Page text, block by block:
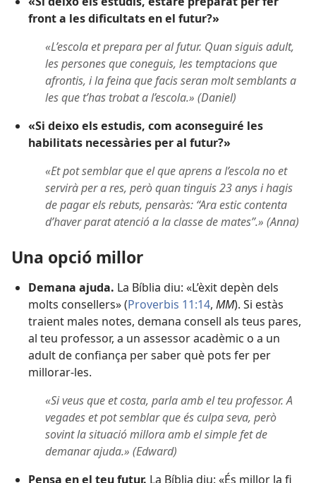
front a les dificultats en el futur?»
«L’escola et prepara per al futur. Quan siguis adult,
les persones que coneguis, les temptacions que
afrontis, i la feina que facis seran molt semblants a
les que t’has trobat a l’escola.» (Daniel)
«Si deixo els estudis, com aconseguiré les
habilitats necessàries per al futur?»
«Et pot semblar que el que aprens a l’escola no et
servirà per a res, però quan tinguis 23 anys i hagis
de pagar els rebuts, pensaràs: “Ara estic contenta
d’haver parat atenció a la classe de mates”.» (Anna)
Una opció millor
Demana ajuda. La Bíblia diu: «L’èxit depèn dels
molts consellers» (Proverbis 11:14, MM). Si estàs
traient males notes, demana consell als teus pares,
al teu professor, a un assessor acadèmic o a un
adult de confiança per saber què pots fer per
millorar-les.
«Si veus que et costa, parla amb el teu professor. A
vegades et pot semblar que és culpa seva, però
sovint la situació millora amb el simple fet de
demanar ajuda.» (Edward)
Pensa en el teu futur. La Bíblia diu: «És millor la fi